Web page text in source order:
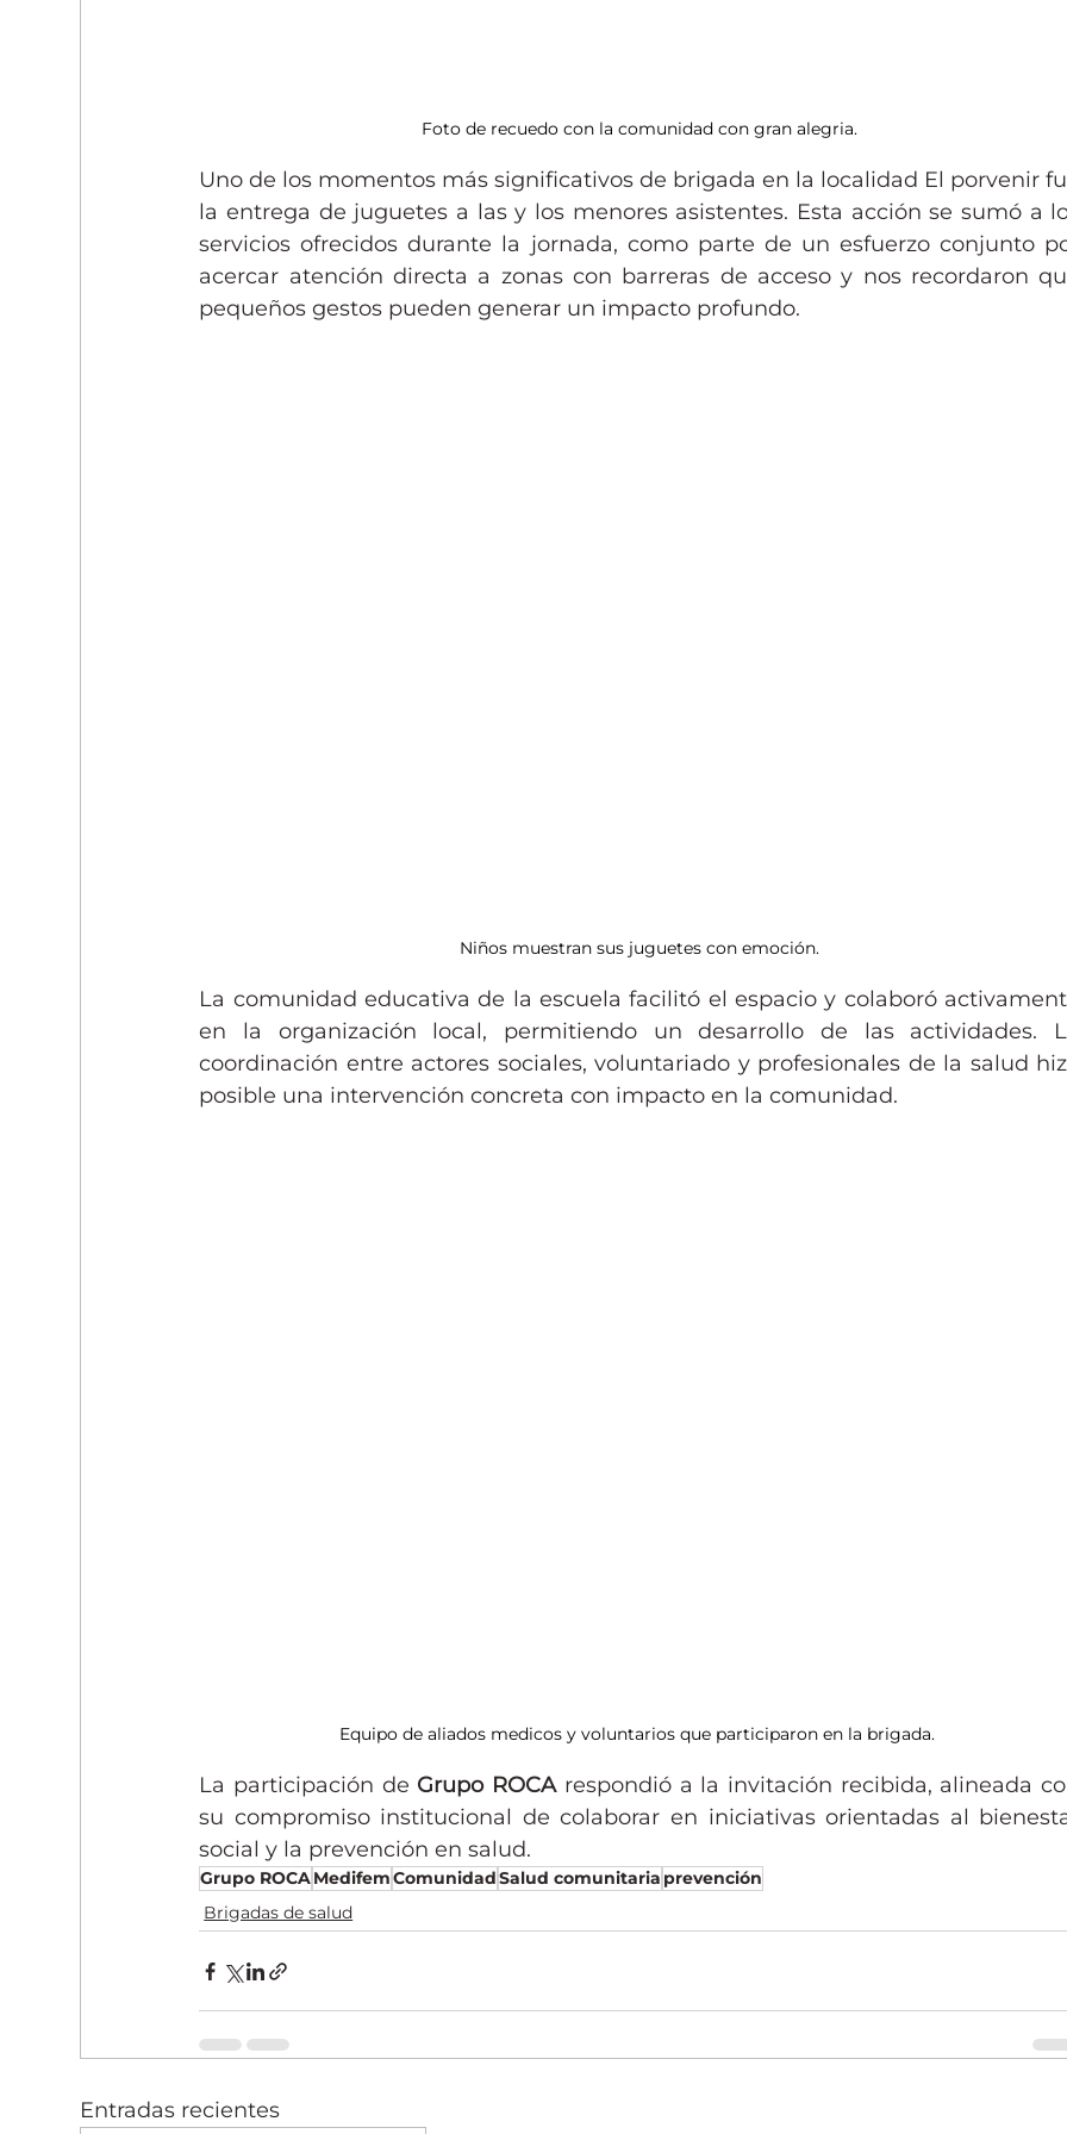
Foto de recuedo con la comunidad con gran alegria.
Uno de los momentos más significativos de brigada en la localidad El porvenir
la entrega de juguetes a las y los menores asistentes. Esta acción se sumó a
servicios ofrecidos durante la jornada, como parte de un esfuerzo conjunto
acercar atención directa a zonas con barreras de acceso y nos recordaron
pequeños gestos pueden generar un impacto profundo.
Niños muestran sus juguetes con emoción.
La comunidad educativa de la escuela facilitó el espacio y colaboró
en la organización local, permitiendo un desarrollo de las actividades.
coordinación entre actores sociales, voluntariado y profesionales de la salud
posible una intervención concreta con impacto en la comunidad.
Equipo de aliados medicos y voluntarios que participaron en la brigada.
La participación de Grupo ROCA respondió a la invitación recibida, alineada
su compromiso institucional de colaborar en iniciativas orientadas al
social y la prevención en salud.
Grupo ROCAMedifemComunidadSalud comunitaria prevención
Brigadas de salud
Entradas recientes